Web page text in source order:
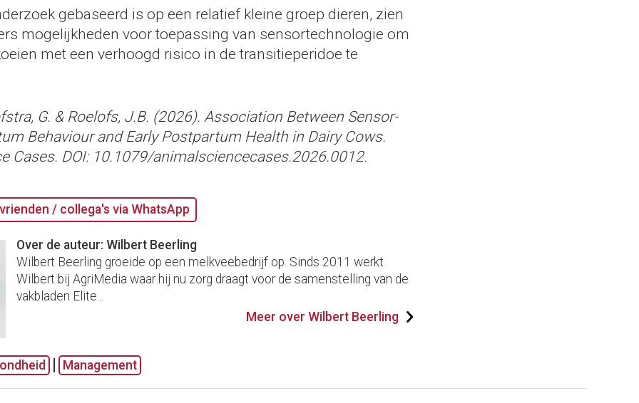
gebaseerd is op een relatief kleine groep dieren, zien
mogelijkheden voor toepassing van sensortechnologie om
met een verhoogd risico in de transitieperidoe te
G. & Roelofs, J.B. (2026). Association Between Sensor-
Behaviour and Early Postpartum Health in Dairy Cows.
Cases. DOI: 10.1079/animalsciencecases.2026.0012.
/ collega's via WhatsApp
Over de auteur: Wilbert Beerling
Wilbert Beerling groeide op een melkveebedrijf op. Sinds 2011 werkt
Wilbert bij AgriMedia waar hij nu zorg draagt voor de samenstelling van de
vakbladen Elite...
Meer over Wilbert Beerling
Management